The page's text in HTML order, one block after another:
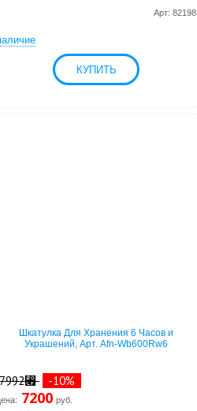
Арт: 82198
Шкатулка Для Хранения 6 Часов и
Украшений, Арт. Afn-Wb600Rw6
-10%
7200 руб.